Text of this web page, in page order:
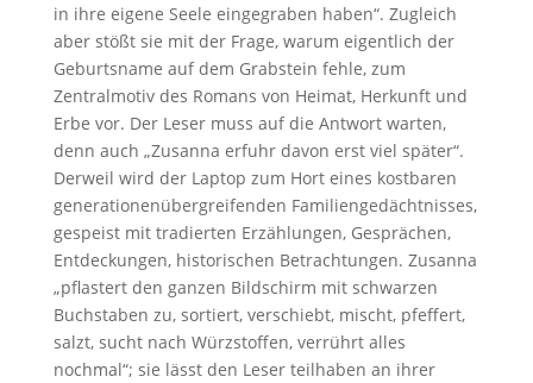
in ihre eigene Seele eingegraben haben“. Zugleich
aber stößt sie mit der Frage, warum eigentlich der
Geburtsname auf dem Grabstein fehle, zum
Zentralmotiv des Romans von Heimat, Herkunft und
Erbe vor. Der Leser muss auf die Antwort warten,
denn auch „Zusanna erfuhr davon erst viel später“.
Derweil wird der Laptop zum Hort eines kostbaren
generationenübergreifenden Familiengedächtnisses,
gespeist mit tradierten Erzählungen, Gesprächen,
Entdeckungen, historischen Betrachtungen. Zusanna
„pflastert den ganzen Bildschirm mit schwarzen
Buchstaben zu, sortiert, verschiebt, mischt, pfeffert,
salzt, sucht nach Würzstoffen, verrührt alles
nochmal“; sie lässt den Leser teilhaben an ihrer